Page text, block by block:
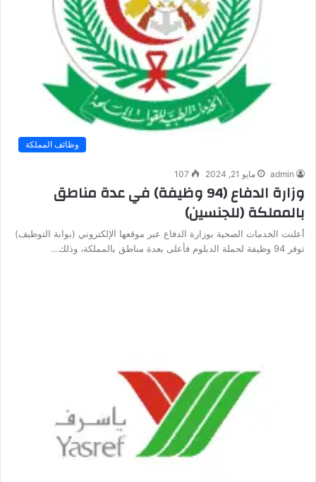
وظائف المملكة
admin مايو 21, 2024 107
وزارة الدفاع (94 وظيفة) في عدة مناطق
بالمملكة (للجنسين)
أعلنت الخدمات الصحية بوزارة الدفاع عبر موقعها الإلكتروني (بوابة التوظيف)
توفر 94 وظيفة لحملة الدبلوم فأعلى بعدة مناطق بالمملكة، وذلك…